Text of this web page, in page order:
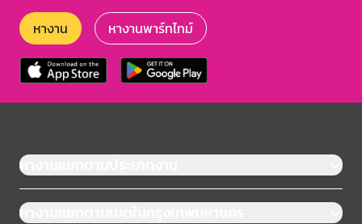
หางาน หางานพาร์ทไทม์
หางานแยกตามประเภทงาน
หางานแยกตามเขตในกรุงเทพมหานคร